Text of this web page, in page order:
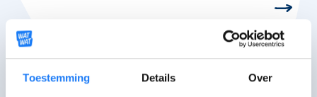
Toestemming Details Over
Een verzekering, hoe begin ik
eraan?